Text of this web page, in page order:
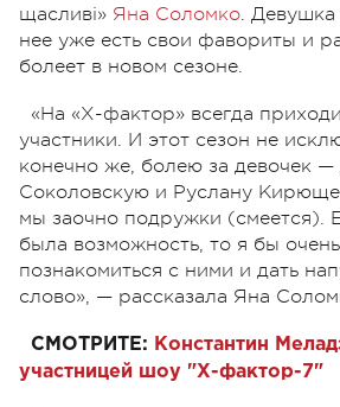
щасливі» Яна Соломко. Девушка
нее уже есть свои фавориты и
болеет в новом сезоне.
«На «Х-фактор» всегда
участники. И этот сезон не
конечно же, болею за девочек
Соколовскую и Руслану
мы заочно подружки (смеется).
была возможность, то я бы
познакомиться с ними и дать
слово», — рассказала Яна
СМОТРИТЕ: Константин
участницей шоу "Х-фактор-7"